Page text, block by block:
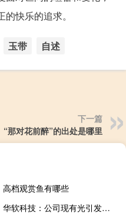
快乐的追求。
玉带 自述
下一篇
“那对花前醉”的出处是哪里
高档观赏鱼有哪些
华软科技：公司现有光引发剂产品小批量生产销售